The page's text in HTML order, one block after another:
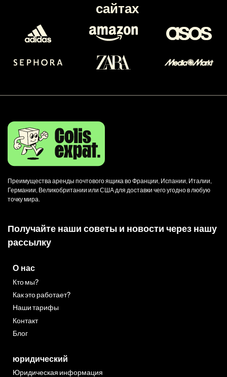
сайтах
Преимущества аренды почтового ящика во Франции, Испании, Италии,
Германии, Великобритании или США для доставки чего угодно в любую
точку мира.
Получайте наши советы и новости через нашу
рассылку
О нас
Кто мы?
Как это работает?
Наши тарифы
Контакт
Блог
юридический
Юридическая информация